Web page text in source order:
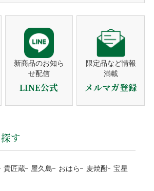
できない商品はギフト非対応の商品になり
の商品のみ、買い物カゴに入れた後、
さい。
・お中元・お祝いetc
カードをご希望の方は、商品をカ
熨斗を含めて、単体ではギフト対応がで
注文確認メール
入後、すぐに自動送信。
平日）に発送日をご連絡。
商品の発送
までのご注文は当日発送。
、送り状番号をご連絡。
号から商品の追跡が可能。
名義人でないものは決済をお断りす
。
送。代金は商品受取時に配送員にお支
はお客様ご負担になります。
ざいます。
を定めております。
ンセル
金前でしたら無料で対応いたしますので
を期しておりますが、万が一、お届けし
ださい。お客様にはご負担なく返品・交
ただきます。
新商品のお知ら
せ配信
LINE公式
限定品など情報
満載
メルマガ登録
す
貴匠蔵 屋久島 おはら 麦焼酎
宝星